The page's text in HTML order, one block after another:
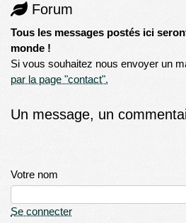
Forum
Tous les messages postés ici
monde !
Si vous souhaitez nous envoyer un
par la page "contact".
Un message, un
Votre nom
Se connecter